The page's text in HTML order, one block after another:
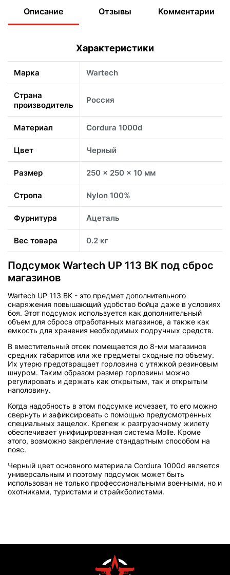
Описание Отзывы Комментарии
Характеристики
Марка Wartech
Страна
производитель
Россия
Материал Cordura 1000d
Цвет Черный
Размер 250 x 250 x 10 мм
Стропа Nylon 100%
Фурнитура Ацеталь
Вес товара 0.2 кг
Подсумок Wartech UP 113 BK под сброс
магазинов
Wartech UP 113 BK - это предмет дополнительного
снаряжения повышающий удобство бойца даже в условиях
боя. Этот подсумок используется как дополнительный
объем для сброса отработанных магазинов, а также как
емкость для хранения необходимых подручных средств.
В вместительный отсек помещается до 8-ми магазинов
средних габаритов или же предметы сходные по объему.
Их утерю предотвращает горловина с утяжкой резиновым
шнуром. Таким образом размер горловины можно
регулировать и держать как открытым, так и открытым
наполовину.
Когда надобность в этом подсумке исчезает, то его можно
свернуть и зафиксировать с помощью предусмотренных
специальных защелок. Крепеж к разгрузочному жилету
обеспечивает унифицированная система Molle. Кроме
этого, возможно закрепление стандартным способом на
пояс.
Черный цвет основного материала Cordura 1000d является
универсальным и поэтому подсумок может быть
использован не только профессиональными военными, но и
охотниками, туристами и страйкболистами.